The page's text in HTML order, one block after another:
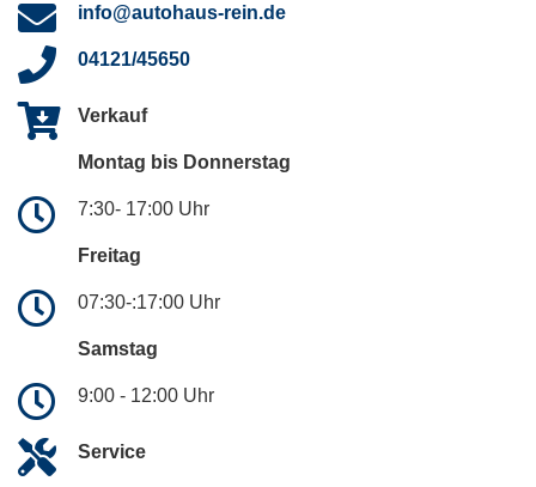
info@autohaus-rein.de
04121/45650
Verkauf
Montag bis Donnerstag
7:30- 17:00 Uhr
Freitag
07:30-:17:00 Uhr
Samstag
9:00 - 12:00 Uhr
Service